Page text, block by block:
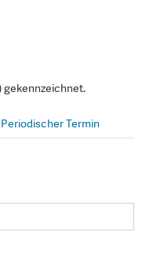
gekennzeichnet.
Periodischer Termin